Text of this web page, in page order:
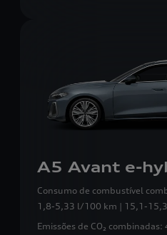
A5 Avant e-
Consumo de combustível
1,8-5,33 l/100 km | 15,1-
Emissões de CO₂ combinadas: